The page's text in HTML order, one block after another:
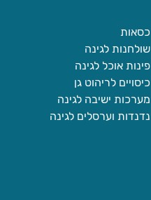
כסאות
שולחנות לגינה
פינות אוכל לגינה
כיסויים לריהוט גן
מערכות ישיבה לגינה
נדנדות וערסלים לגינה